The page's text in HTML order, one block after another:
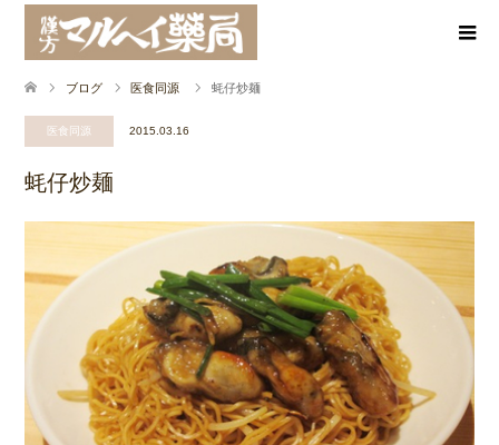
ブログ 医食同源 蚝仔炒麺
医食同源 2015.03.16
蚝仔炒麺